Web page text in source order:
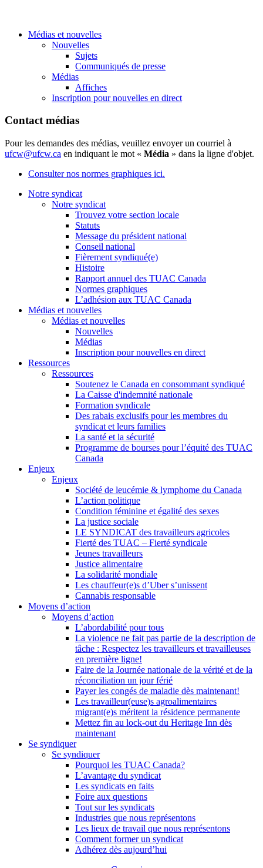
Médias et nouvelles
Nouvelles
Sujets
Communiqués de presse
Médias
Affiches
Inscription pour nouvelles en direct
Contact médias
Pour les demandes des médias, veuillez envoyer un courriel à
ufcw@ufcw.ca en indiquant le mot « Média » dans la ligne d'objet.
Consulter nos normes graphiques ici.
Notre syndicat
Notre syndicat
Trouvez votre section locale
Statuts
Message du président national
Conseil national
Fièrement syndiqué(e)
Histoire
Rapport annuel des TUAC Canada
Normes graphiques
L’adhésion aux TUAC Canada
Médias et nouvelles
Médias et nouvelles
Nouvelles
Médias
Inscription pour nouvelles en direct
Ressources
Ressources
Soutenez le Canada en consommant syndiqué
La Caisse d'indemnité nationale
Formation syndicale
Des rabais exclusifs pour les membres du
syndicat et leurs families
La santé et la sécurité
Programme de bourses pour l’équité des TUAC
Canada
Enjeux
Enjeux
Société de leucémie & lymphome du Canada
L’action politique
Condition féminine et égalité des sexes
La justice sociale
LE SYNDICAT des travailleurs agricoles
Fierté des TUAC – Fierté syndicale
Jeunes travailleurs
Justice alimentaire
La solidarité mondiale
Les chauffeur(e)s d’Uber s’unissent
Cannabis responsable
Moyens d’action
Moyens d’action
L’abordabilité pour tous
La violence ne fait pas partie de la description de
tâche : Respectez les travailleurs et travailleuses
en première ligne!
Faire de la Journée nationale de la vérité et de la
réconciliation un jour férié
Payer les congés de maladie dès maintenant!
Les travailleur(euse)s agroalimentaires
migrant(e)s méritent la résidence permanente
Mettez fin au lock-out du Heritage Inn dès
maintenant
Se syndiquer
Se syndiquer
Pourquoi les TUAC Canada?
L’avantage du syndicat
Les syndicats en faits
Foire aux questions
Tout sur les syndicats
Industries que nous représentons
Les lieux de travail que nous représentons
Comment former un syndicat
Adhérez dès aujourd’hui